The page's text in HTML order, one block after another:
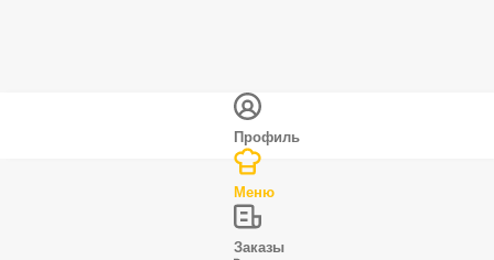
Профиль
Меню
Заказы